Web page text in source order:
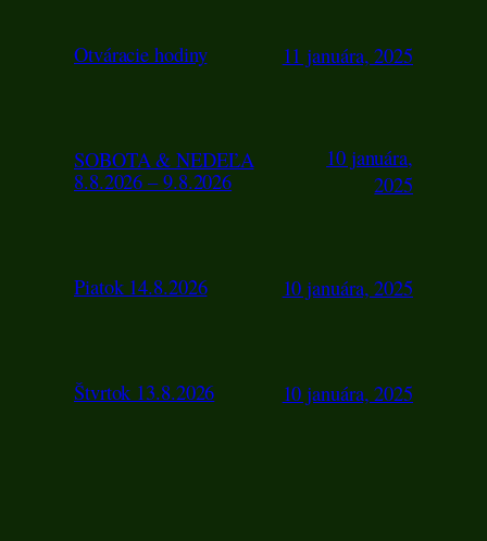
Otváracie hodiny 11 januára, 2025
SOBOTA & NEDEĽA
8.8.2026 – 9.8.2026
10 januára,
2025
Piatok 14.8.2026 10 januára, 2025
Štvrtok 13.8.2026 10 januára, 2025